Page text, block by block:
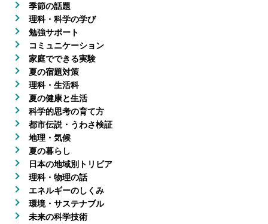
季節の話題
理科・科学の学び
勉強サポート
コミュニケーション
家庭でできる実験
夏の宿題対策
理科・生活科
夏の健康と生活
科学的思考の育て方
都市伝説・うわさ検証
地理・気候
夏の暮らし
日本の地域別トリビア
理科・物理の話
エネルギーのしくみ
環境・サステナブル
未来の科学技術